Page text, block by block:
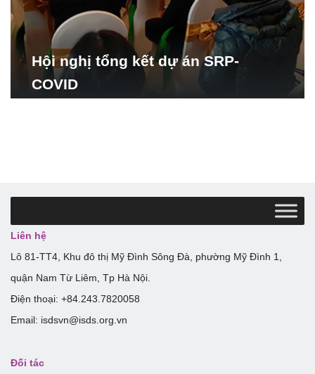
Hội nghị tổng kết dự án SRP-
COVID
Liên hệ
Lô 81-TT4, Khu đô thị Mỹ Đình Sông Đà, phường Mỹ Đình 1,
quận Nam Từ Liêm, Tp Hà Nội.
Điện thoại: +84.243.7820058
Email: isdsvn@isds.org.vn
Đối tác